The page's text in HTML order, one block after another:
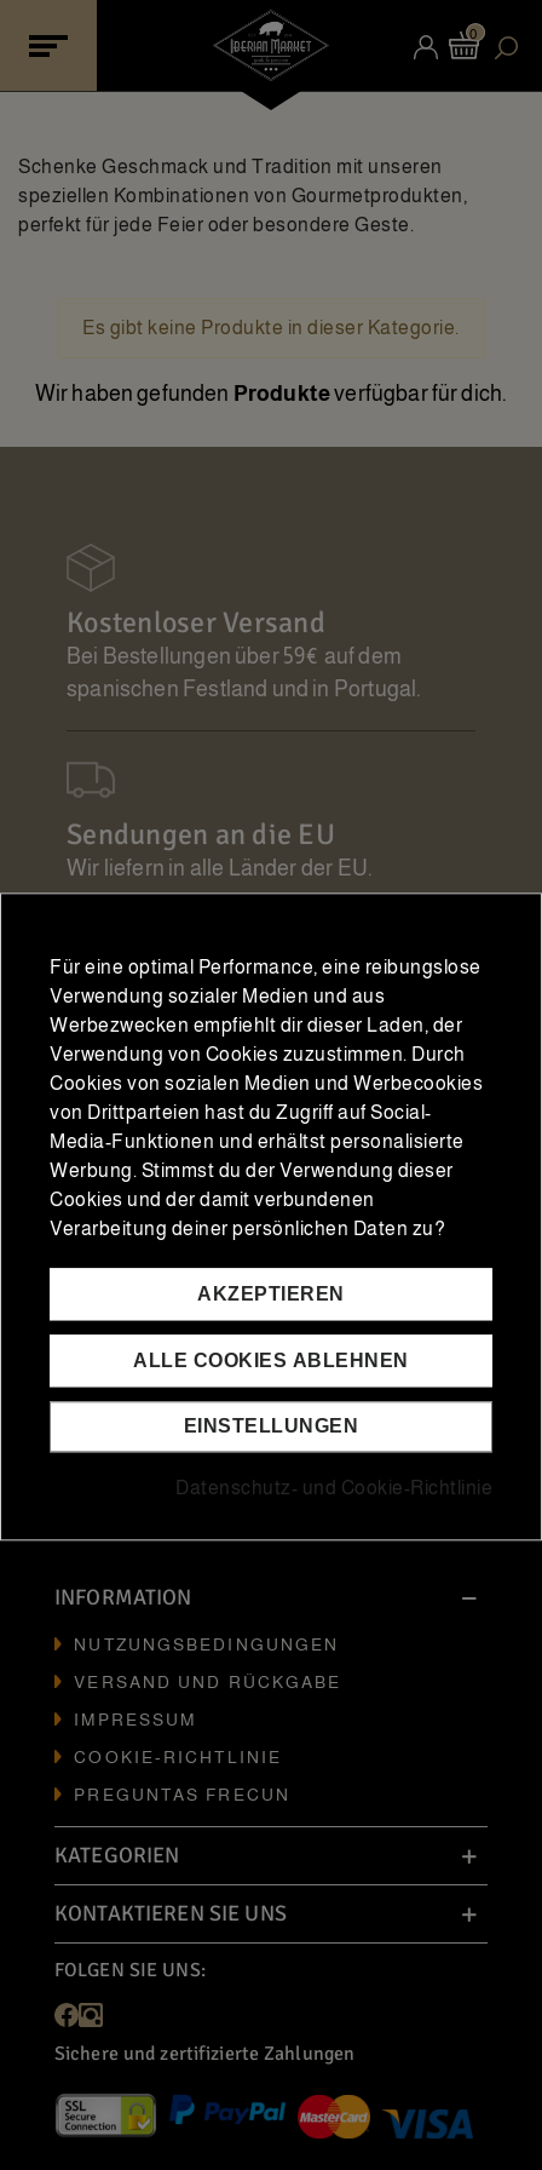
0
Schenke Geschmack und Tradition mit unseren
speziellen Kombinationen von Gourmetprodukten,
perfekt für jede Feier oder besondere Geste.
Wir haben gefunden Produkteverfügbar für dich.
Es gibt keine Produkte in dieser Kategorie.
Kostenloser Versand
Bei Bestellungen über 59€ auf dem
spanischen Festland und in Portugal.
Sendungen an die EU
Wir liefern in alle Länder der EU.
Garantierte Qualität
Kontrolle des Ursprungs und der
Rückverfolgbarkeit des Produkts.
Kundendienst
E-Mail: info@iberianmarket.com
Whatsapp: 666 77 06 94
INFORMATION
NUTZUNGSBEDINGUNGEN
VERSAND UND RÜCKGABE
IMPRESSUM
COOKIE-RICHTLINIE
PREGUNTAS FRECUN
KATEGORIEN
KONTAKTIEREN SIE UNS
FOLGEN SIE UNS:
Sichere und zertifizierte Zahlungen
Für eine optimal Performance, eine reibungslose
Verwendung sozialer Medien und aus
Werbezwecken empfiehlt dir dieser Laden, der
Verwendung von Cookies zuzustimmen. Durch
Cookies von sozialen Medien und Werbecookies
von Drittparteien hast du Zugriff auf Social-
Media-Funktionen und erhältst personalisierte
Werbung. Stimmst du der Verwendung dieser
Cookies und der damit verbundenen
Verarbeitung deiner persönlichen Daten zu?
AKZEPTIEREN
ALLE COOKIES ABLEHNEN
EINSTELLUNGEN
Datenschutz- und Cookie-Richtlinie